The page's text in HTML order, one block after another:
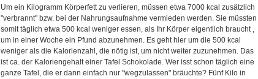
Um ein Kilogramm Körperfett zu verlieren, müssen etwa 7000 kcal zusätzlich
"verbrannt" bzw. bei der Nahrungsaufnahme vermieden werden. Sie müssten
somit täglich etwa 500 kcal weniger essen, als Ihr Körper eigentlich braucht ,
um in einer Woche ein Pfund abzunehmen. Es geht hier um die 500 kcal
weniger als die Kalorienzahl, die nötig ist, um nicht weiter zuzunehmen. Das
ist ca. der Kaloriengehalt einer Tafel Schokolade. Wer isst schon täglich eine
ganze Tafel, die er dann einfach nur "wegzulassen" bräuchte? Fünf Kilo in